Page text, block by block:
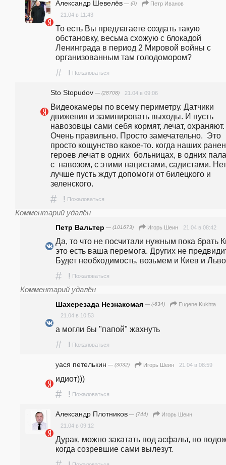
Александр Шевелёв — (0)
Петр Иванов
21.04 в 11:43
То есть Вы предлагаете создать такую
обстановку, весьма схожую с блокадой
Ленинграда в период 2 Мировой войны с
организованным там голодомором?
# ! Пожаловаться
Sto Stopudov — (28708) 21.04 в 09:06
Видеокамеры по всему периметру. Датчики
движения и заминировать выходы. И пусть
навозовцы сами себя кормят, лечат, охраняют.
Очень правильно. Просто замечательно.  Это
просто кощунство какое-то. когда наших
героев лечат в одних  больницах, в одних
с  навозом, с этими нацистами, садистами.
лучше пусть ждут допомоги от билецкого и
зеленского.
# ! Пожаловаться
Комментарий удалён
Петр Вальтер — (101673) Игорь Шеин 21.04 в 08:42
Да, то что не посчитали нужным пока брать
это есть ваша перемога. Других не
Будет необходимость, возьмем и Киев и
# ! Пожаловаться
Комментарий удалён
Шахерезада Незнакомая — (-634)
Eugene Kukhta
21.04 в 10:53
а могли бы "папой" жахнуть
# ! Пожаловаться
уася петелькин — (3032) Игорь Шеин 21.04 в 08:59
идиот)))
# ! Пожаловаться
Александр Плотников — (744)
Игорь Шеин
21.04 в 09:12
Дурак, можно закатать под асфальт, но
когда созревшие сами вылезут.